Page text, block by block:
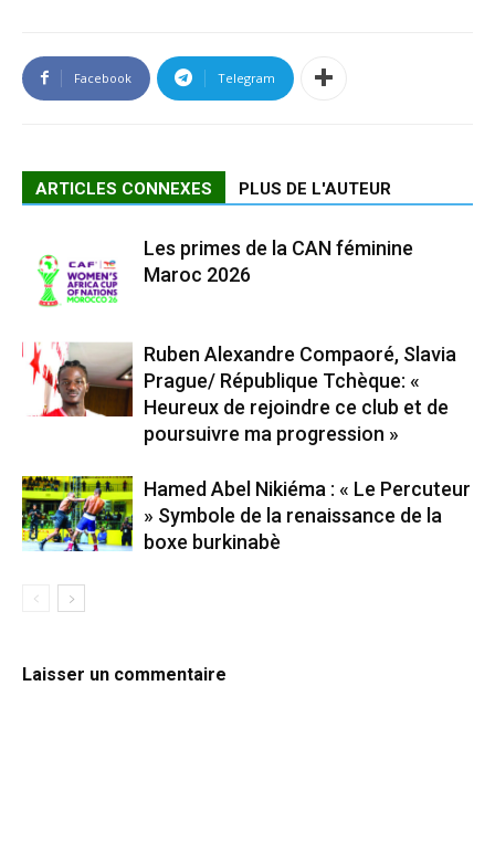
Facebook Telegram
ARTICLES CONNEXES PLUS DE L'AUTEUR
Les primes de la CAN féminine
Maroc 2026
Ruben Alexandre Compaoré, Slavia
Prague/ République Tchèque: «
Heureux de rejoindre ce club et de
poursuivre ma progression »
Hamed Abel Nikiéma : « Le Percuteur
» Symbole de la renaissance de la
boxe burkinabè
Laisser un commentaire